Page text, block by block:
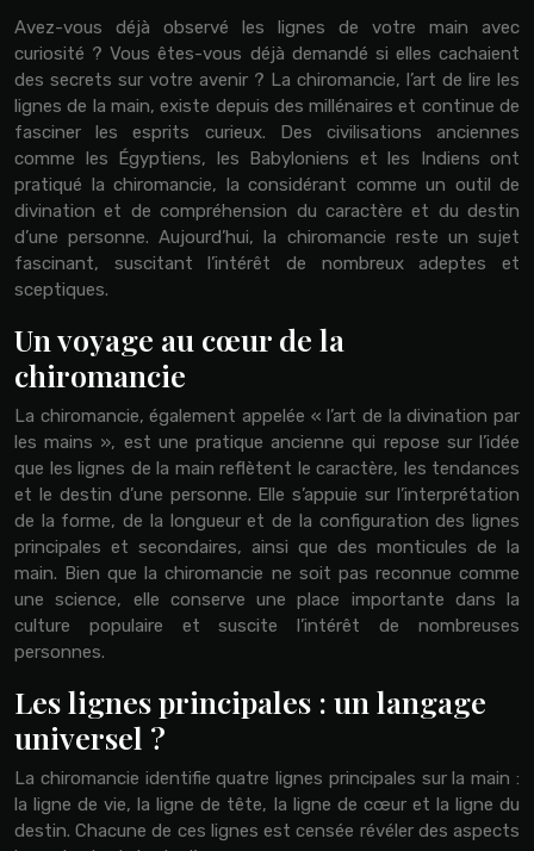
Avez-vous déjà observé les lignes de votre main avec
curiosité ? Vous êtes-vous déjà demandé si elles cachaient
des secrets sur votre avenir ? La chiromancie, l’art de lire les
lignes de la main, existe depuis des millénaires et continue de
fasciner les esprits curieux. Des civilisations anciennes
comme les Égyptiens, les Babyloniens et les Indiens ont
pratiqué la chiromancie, la considérant comme un outil de
divination et de compréhension du caractère et du destin
d’une personne. Aujourd’hui, la chiromancie reste un sujet
fascinant, suscitant l’intérêt de nombreux adeptes et
sceptiques.
Un voyage au cœur de la
chiromancie
La chiromancie, également appelée « l’art de la divination par
les mains », est une pratique ancienne qui repose sur l’idée
que les lignes de la main reflètent le caractère, les tendances
et le destin d’une personne. Elle s’appuie sur l’interprétation
de la forme, de la longueur et de la configuration des lignes
principales et secondaires, ainsi que des monticules de la
main. Bien que la chiromancie ne soit pas reconnue comme
une science, elle conserve une place importante dans la
culture populaire et suscite l’intérêt de nombreuses
personnes.
Les lignes principales : un langage
universel ?
La chiromancie identifie quatre lignes principales sur la main :
la ligne de vie, la ligne de tête, la ligne de cœur et la ligne du
destin. Chacune de ces lignes est censée révéler des aspects